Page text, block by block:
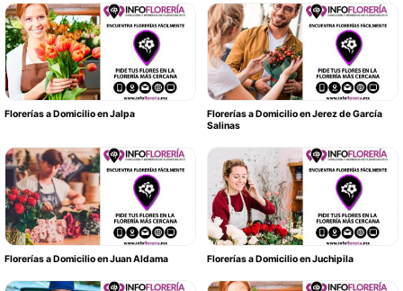
Florerías a Domicilio en Jalpa
Florerías a Domicilio en Jerez de García
Salinas
Florerías a Domicilio en Juan Aldama Florerías a Domicilio en Juchipila